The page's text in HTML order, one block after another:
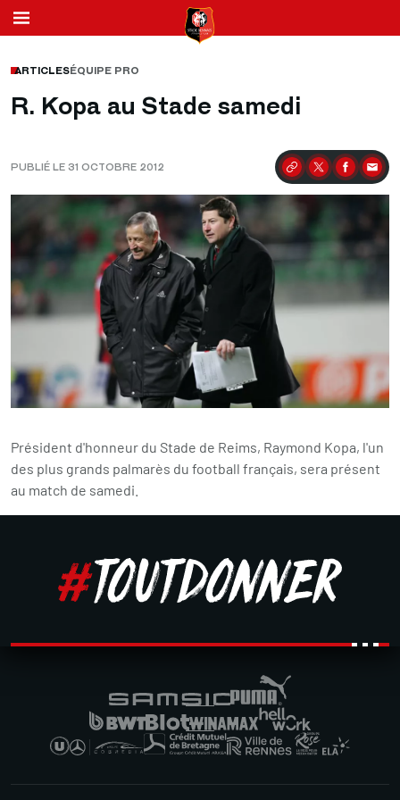
ARTICLESÉQUIPE PRO
R. Kopa au Stade samedi
PUBLIÉ LE 31 OCTOBRE 2012 Partager
Président d'honneur du Stade de Reims, Raymond Kopa, l'un
des plus grands palmarès du football français, sera présent
au match de samedi.